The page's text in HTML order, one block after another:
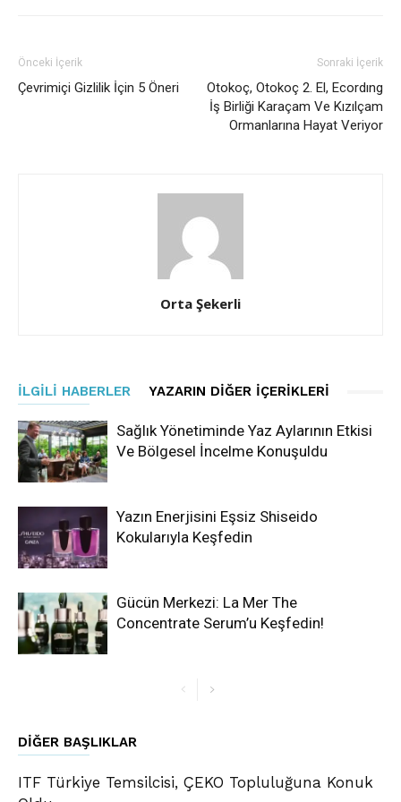
Önceki İçerik
Çevrimiçi Gizlilik İçin 5 Öneri
Sonraki İçerik
Otokoç, Otokoç 2. El, Ecordıng
İş Birliği Karaçam Ve Kızılçam
Ormanlarına Hayat Veriyor
Orta Şekerli
İLGILI HABERLER YAZARIN DIĞER İÇERIKLERI
Sağlık Yönetiminde Yaz Aylarının Etkisi
Ve Bölgesel İncelme Konuşuldu
Yazın Enerjisini Eşsiz Shiseido
Kokularıyla Keşfedin
Gücün Merkezi: La Mer The
Concentrate Serum’u Keşfedin!
DIĞER BAŞLIKLAR
ITF Türkiye Temsilcisi, ÇEKO Topluluğuna Konuk